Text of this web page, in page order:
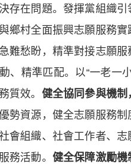
存在問題。發揮黨組織
鄉村全面振興志願服務實
難愁盼，精準對接志願
、精準匹配。以“一老一
質效。 健全協同參與機制
勢資源，健全志願服務
會組織、社會工作者、
務活動。 健全保障激勵機